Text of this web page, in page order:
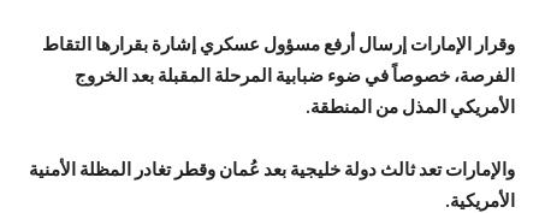
وقرار الإمارات إرسال أرفع مسؤول عسكري إشارة بقرارها التقاط
الفرصة، خصوصاً في ضوء ضبابية المرحلة المقبلة بعد الخروج
الأمريكي المذل من المنطقة.
والإمارات تعد ثالث دولة خليجية بعد عُمان وقطر تغادر المظلة الأمنية
الأمريكية.